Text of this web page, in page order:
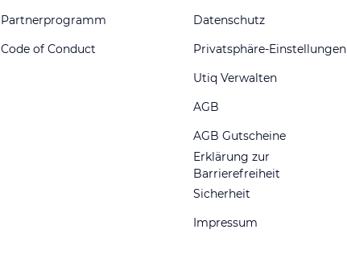
Partnerprogramm
Code of Conduct
Datenschutz
Privatsphäre-Einstellungen
Utiq Verwalten
AGB
AGB Gutscheine
Erklärung zur
Barrierefreiheit
Sicherheit
Impressum